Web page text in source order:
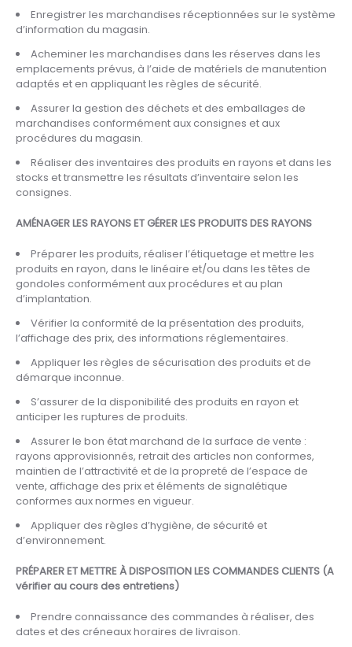
Enregistrer les marchandises réceptionnées sur le système
d’information du magasin.
Acheminer les marchandises dans les réserves dans les
emplacements prévus, à l’aide de matériels de manutention
adaptés et en appliquant les règles de sécurité.
Assurer la gestion des déchets et des emballages de
marchandises conformément aux consignes et aux
procédures du magasin.
Réaliser des inventaires des produits en rayons et dans les
stocks et transmettre les résultats d’inventaire selon les
consignes.
AMÉNAGER LES RAYONS ET GÉRER LES PRODUITS DES RAYONS
Préparer les produits, réaliser l’étiquetage et mettre les
produits en rayon, dans le linéaire et/ou dans les têtes de
gondoles conformément aux procédures et au plan
d’implantation.
Vérifier la conformité de la présentation des produits,
l’affichage des prix, des informations réglementaires.
Appliquer les règles de sécurisation des produits et de
démarque inconnue.
S’assurer de la disponibilité des produits en rayon et
anticiper les ruptures de produits.
Assurer le bon état marchand de la surface de vente :
rayons approvisionnés, retrait des articles non conformes,
maintien de l’attractivité et de la propreté de l’espace de
vente, affichage des prix et éléments de signalétique
conformes aux normes en vigueur.
Appliquer des règles d’hygiène, de sécurité et
d’environnement.
PRÉPARER ET METTRE À DISPOSITION LES COMMANDES CLIENTS (A
vérifier au cours des entretiens)
Prendre connaissance des commandes à réaliser, des
dates et des créneaux horaires de livraison.